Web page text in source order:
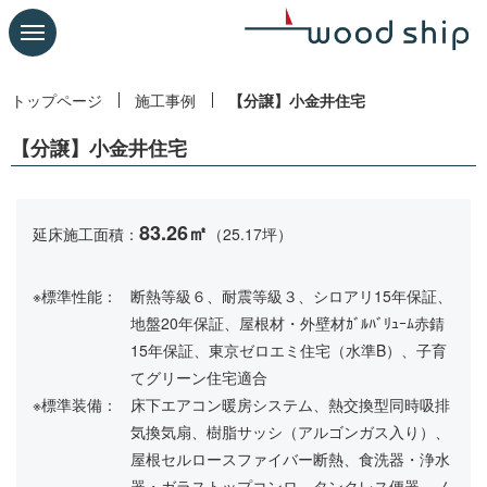
トップページ 施工事例 【分譲】小金井住宅
【分譲】小金井住宅
延床施工面積： 83.26㎡ （25.17坪）
※標準性能：
断熱等級６、耐震等級３、シロアリ15年保証、
地盤20年保証、屋根材・外壁材ｶﾞﾙﾊﾞﾘｭｰﾑ赤錆
15年保証、東京ゼロエミ住宅（水準B）、子育
てグリーン住宅適合
※標準装備：
床下エアコン暖房システム、熱交換型同時吸排
気換気扇、樹脂サッシ（アルゴンガス入り）、
屋根セルロースファイバー断熱、食洗器・浄水